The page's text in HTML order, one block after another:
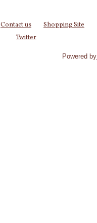
Contact us
Shopping Site
Twitter
Powered by